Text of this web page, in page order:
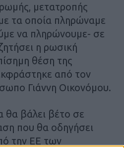
μετατροπής
τα οποία πληρώναμε
να πληρώνουμε- σε
η ρωσική
θέση της
από τον
Γιάννη Οικονόμου.
θα βάλει βέτο σε
που θα οδηγήσει
την ΕΕ των